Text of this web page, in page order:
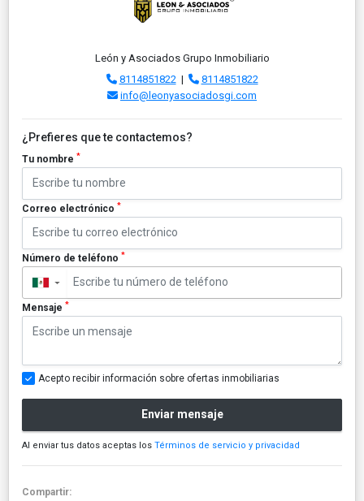
León y Asociados Grupo Inmobiliario
8114851822 |
8114851822
info@leonyasociadosgi.com
¿Prefieres que te contactemos?
Tu nombre *
Correo electrónico *
Número de teléfono *
▼
Mensaje *
Acepto recibir información sobre ofertas inmobiliarias
Enviar mensaje
Al enviar tus datos aceptas los Términos de servicio y privacidad
Compartir: